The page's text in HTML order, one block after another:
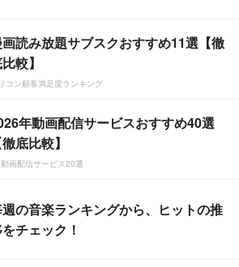
読み放題サブスクおすすめ11選【徹
較】
コン顧客満足度ランキング
年動画配信サービスおすすめ40選
徹底比較】
画配信サービス20選
の音楽ランキングから、ヒットの推
チェック！